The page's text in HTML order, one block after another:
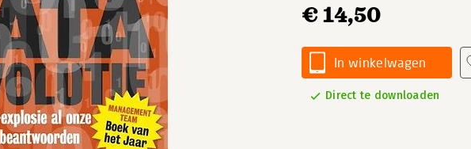
€ 14,50
In winkelwagen
Direct te downloaden